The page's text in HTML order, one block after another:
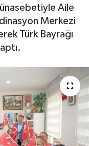
Aile
Merkezi
Türk Bayrağı